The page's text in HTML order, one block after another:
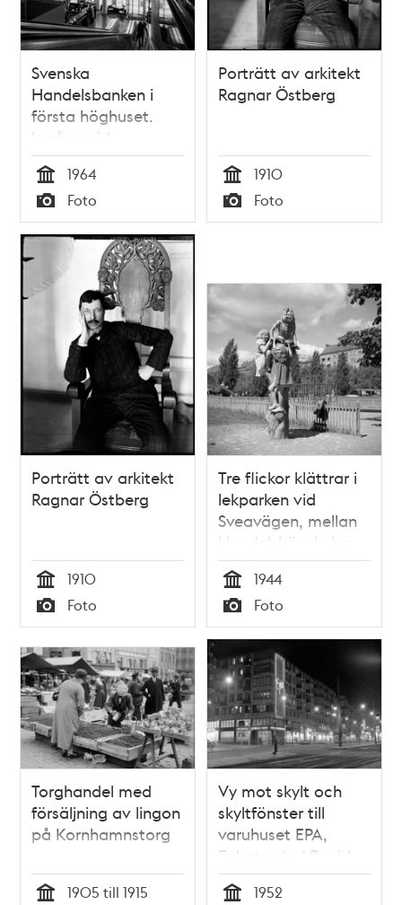
Svenska
Handelsbanken i
första höghuset.
Ingång vid
Sveavägen 17
Tid
1964
Typ
Foto
Porträtt av arkitekt
Ragnar Östberg
Tid
1910
Typ
Foto
Porträtt av arkitekt
Ragnar Östberg
Tid
1910
Typ
Foto
Tre flickor klättrar i
lekparken vid
Sveavägen, mellan
Handelshögskolan
och
Stadsbiblioteket.
Tid
1944
Typ
Foto
Torghandel med
försäljning av lingon
på Kornhamnstorg
1905 till 1915
Vy mot skylt och
skyltfönster till
varuhuset EPA,
Enhetspris AB, vid
Odengatan 71.
1952